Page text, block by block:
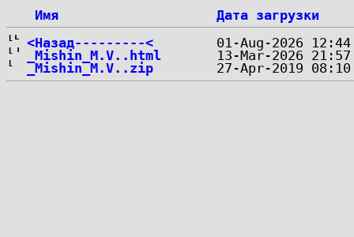
Имя
Дата загрузки
<Назад---------<
_Mishin_M.V..html
_Mishin_M.V..zip